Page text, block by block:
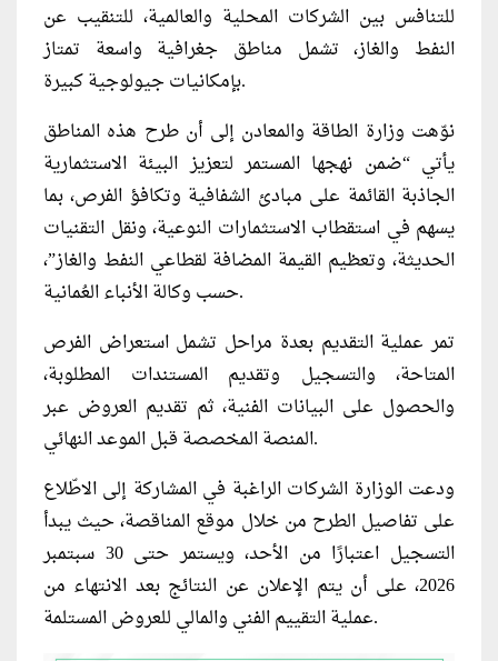
للتنافس بين الشركات المحلية والعالمية، للتنقيب عن
النفط والغاز، تشمل مناطق جغرافية واسعة تمتاز
بإمكانيات جيولوجية كبيرة.
نوّهت وزارة الطاقة والمعادن إلى أن طرح هذه المناطق
يأتي “ضمن نهجها المستمر لتعزيز البيئة الاستثمارية
الجاذبة القائمة على مبادئ الشفافية وتكافؤ الفرص، بما
يسهم في استقطاب الاستثمارات النوعية، ونقل التقنيات
الحديثة، وتعظيم القيمة المضافة لقطاعي النفط والغاز”،
حسب وكالة الأنباء العُمانية.
تمر عملية التقديم بعدة مراحل تشمل استعراض الفرص
المتاحة، والتسجيل وتقديم المستندات المطلوبة،
والحصول على البيانات الفنية، ثم تقديم العروض عبر
المنصة المخصصة قبل الموعد النهائي.
ودعت الوزارة الشركات الراغبة في المشاركة إلى الاطّلاع
على تفاصيل الطرح من خلال موقع المناقصة، حيث يبدأ
التسجيل اعتبارًا من الأحد، ويستمر حتى 30 سبتمبر
2026، على أن يتم الإعلان عن النتائج بعد الانتهاء من
عملية التقييم الفني والمالي للعروض المستلمة.